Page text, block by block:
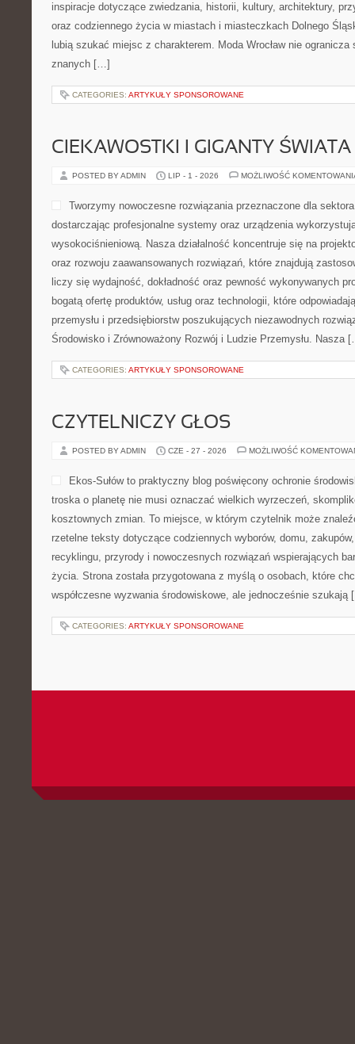
inspiracje dotyczące zwiedzania, historii, kultury, architektury,
oraz codziennego życia w miastach i miasteczkach Dolnego
lubią szukać miejsc z charakterem. Moda Wrocław nie ogranicza
znanych […]
CATEGORIES: ARTYKUŁY SPONSOROWANE
CIEKAWOSTKI I GIGANTY ŚWIATA
POSTED BY ADMIN LIP - 1 - 2026 MOŻLIWOŚĆ
Tworzymy nowoczesne rozwiązania przeznaczone dla
dostarczając profesjonalne systemy oraz urządzenia
wysokociśnieniową. Nasza działalność koncentruje się na
oraz rozwoju zaawansowanych rozwiązań, które znajdują
liczy się wydajność, dokładność oraz pewność wykonywanych
bogatą ofertę produktów, usług oraz technologii, które
przemysłu i przedsiębiorstw poszukujących niezawodnych
Środowisko i Zrównoważony Rozwój i Ludzie Przemysłu. Nasza
CATEGORIES: ARTYKUŁY SPONSOROWANE
CZYTELNICZY GŁOS
POSTED BY ADMIN CZE - 27 - 2026 MOŻLIWOŚĆ
Ekos-Sułów to praktyczny blog poświęcony ochronie
troska o planetę nie musi oznaczać wielkich wyrzeczeń,
kosztownych zmian. To miejsce, w którym czytelnik może
rzetelne teksty dotyczące codziennych wyborów, domu,
recyklingu, przyrody i nowoczesnych rozwiązań wspierających
życia. Strona została przygotowana z myślą o osobach, które
współczesne wyzwania środowiskowe, ale jednocześnie
CATEGORIES: ARTYKUŁY SPONSOROWANE